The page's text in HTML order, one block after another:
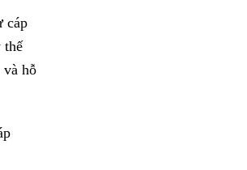
cáp
thế
và hỗ